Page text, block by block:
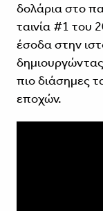
δολάρια στο
ταινία #1 του
έσοδα στην
πιο διάσημες
εποχών.